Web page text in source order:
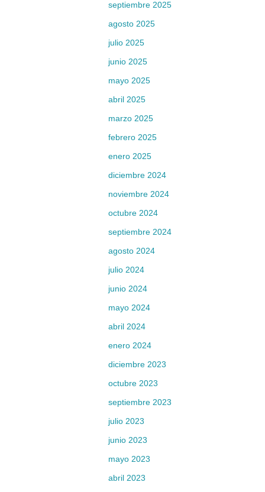
septiembre 2025
agosto 2025
julio 2025
junio 2025
mayo 2025
abril 2025
marzo 2025
febrero 2025
enero 2025
diciembre 2024
noviembre 2024
octubre 2024
septiembre 2024
agosto 2024
julio 2024
junio 2024
mayo 2024
abril 2024
enero 2024
diciembre 2023
octubre 2023
septiembre 2023
julio 2023
junio 2023
mayo 2023
abril 2023